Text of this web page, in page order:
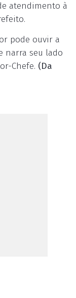
atendimento à
pode ouvir a
narra seu lado
Chefe. (Da